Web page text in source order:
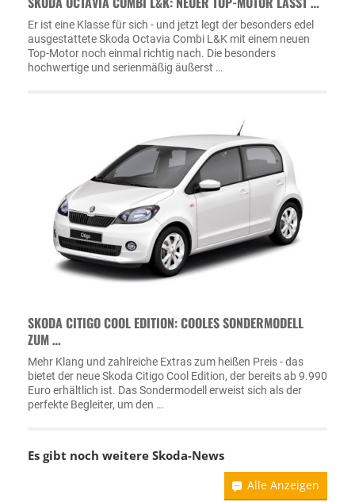
Er ist eine Klasse für sich - und jetzt legt der besonders edel
ausgestattete Skoda Octavia Combi L&K mit einem neuen
Top-Motor noch einmal richtig nach. Die besonders
hochwertige und serienmäßig äußerst …
SKODA CITIGO COOL EDITION: COOLES SONDERMODELL
ZUM …
Mehr Klang und zahlreiche Extras zum heißen Preis - das
bietet der neue Skoda Citigo Cool Edition, der bereits ab 9.990
Euro erhältlich ist. Das Sondermodell erweist sich als der
perfekte Begleiter, um den …
Es gibt noch weitere Skoda-News
Alle Anzeigen